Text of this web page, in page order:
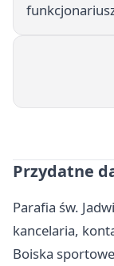
Przydatne
Parafia św.
kancelaria,
Boiska